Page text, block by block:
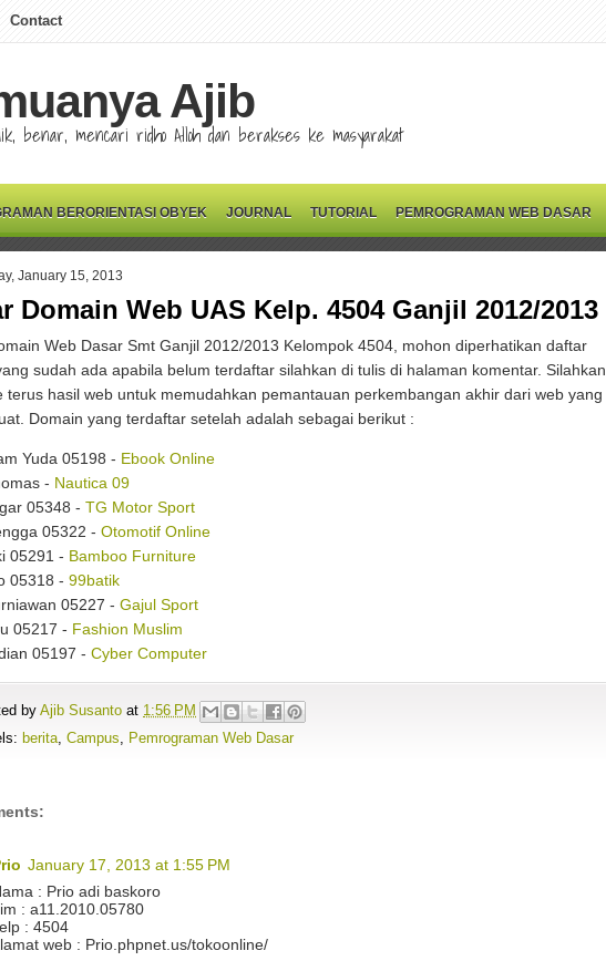
Contact
Ajib
benar, mencari ridho Alloh dan berakses ke masyarakat
BERORIENTASI OBYEK JOURNAL TUTORIAL PEMROGRAMAN WEB DASAR
January 15, 2013
Domain Web UAS Kelp. 4504 Ganjil 2012/2013
Web Dasar Smt Ganjil 2012/2013 Kelompok 4504, mohon diperhatikan daftar
sudah ada apabila belum terdaftar silahkan di tulis di halaman komentar. Silahkan
terus hasil web untuk memudahkan pemantauan perkembangan akhir dari web yang
Domain yang terdaftar setelah adalah sebagai berikut :
Yuda 05198 - Ebook Online
- Nautica 09
05348 - TG Motor Sport
05322 - Otomotif Online
05291 - Bamboo Furniture
05318 - 99batik
05227 - Gajul Sport
05217 - Fashion Muslim
05197 - Cyber Computer
byAjib Susanto at 1:56 PM
berita, Campus, Pemrograman Web Dasar
January 17, 2013 at 1:55 PM
: Prio adi baskoro
: a11.2010.05780
: 4504
web : Prio.phpnet.us/tokoonline/